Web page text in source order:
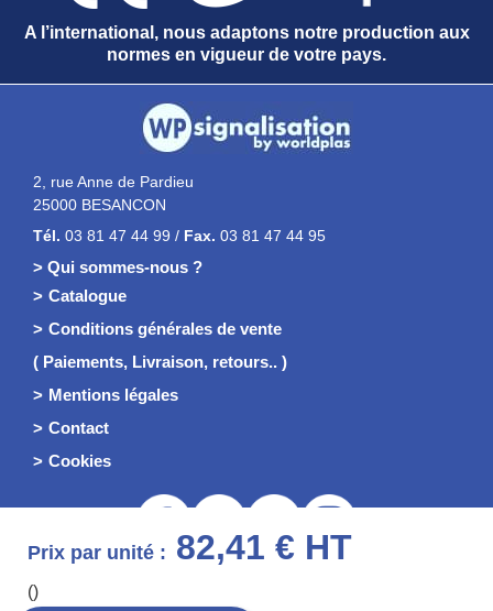
Prix par unité : 82,41 € HT
()
A l’international, nous adaptons notre production aux
normes en vigueur de votre pays.
2, rue Anne de Pardieu
25000 BESANCON
Tél. 03 81 47 44 99 / Fax. 03 81 47 44 95
> Qui sommes-nous ?
Catalogue
Conditions générales de vente
( Paiements, Livraison, retours.. )
Mentions légales
Contact
Cookies